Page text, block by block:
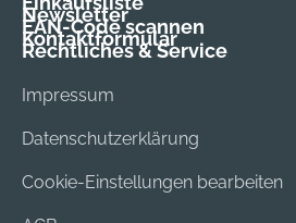
Newsletter
EAN-Code scannen
Kontaktformular
Rechtliches & Service
Impressum
Datenschutzerklärung
Cookie-Einstellungen bearbeiten